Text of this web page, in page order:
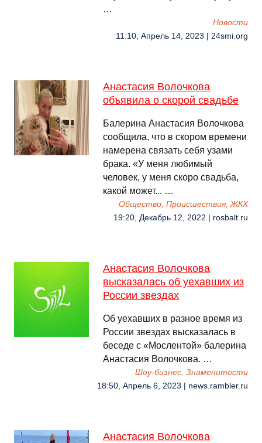
…
Новости
11:10, Апрель 14, 2023 | 24smi.org
Анастасия Волочкова
объявила о скорой свадьбе
Балерина Анастасия Волочкова
сообщила, что в скором времени
намерена связать себя узами
брака. «У меня любимый
человек, у меня скоро свадьба,
какой может... …
Общество, Происшествия, ЖКХ
19:20, Декабрь 12, 2022 | rosbalt.ru
Анастасия Волочкова
высказалась об уехавших из
России звездах
Об уехавших в разное время из
России звездах высказалась в
беседе с «Мослентой» балерина
Анастасия Волочкова. …
Шоу-бизнес, Знаменитости
18:50, Апрель 6, 2023 | news.rambler.ru
Анастасия Волочкова